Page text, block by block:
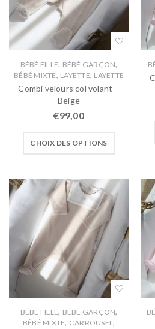
BÉBÉ FILLE, BÉBÉ GARÇON,
BÉBÉ MIXTE, LAYETTE, LAYETTE
Combi velours col volant –
Beige
€99,00
CHOIX DES OPTIONS
BÉBÉ FILLE, BÉBÉ GARÇON,
BÉBÉ MIXTE, CARROUSEL,